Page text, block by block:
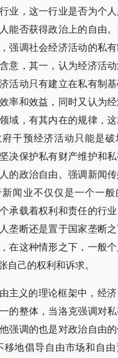
业，这一行业是否为个
能否获得政治上的自由
强调社会经济活动的私
意，其一，认为经济活
活动只有建立在私有制
率和效益，同时又认为
域，有其内在的规律，
干预经济活动只能是
决保护私有财产维护和
的政治自由。强调新闻
闻业不仅仅是一个一
承载着权利和责任的行
垄断还是置于国家垄断
在这种情形之下，一般
自己的权利和诉求。
主义的理论框架中，经
的整体，当洛克强调对
强调的也是对政治自由
移地倡导自由市场和自